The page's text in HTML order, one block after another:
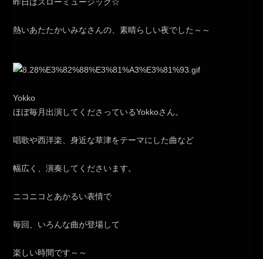
昨日はスローミュージック☆
熱いあたたかいみなさんの、素晴らしい夜でした～～
Yokko
ほぼ毎月出演してくださっているYokkoさん。
唱歌や西洋楽、身近な草津をテーマにした曲など
幅広く、演奏してくださいます。
ニコニコとあかるい表情で
毎回、いろんな曲が登場して
楽しい時間です～～